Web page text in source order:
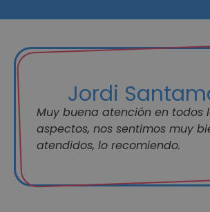
Jordi
Muy buena atención en todos
aspectos, nos sentimos muy
atendidos, lo recomiendo.